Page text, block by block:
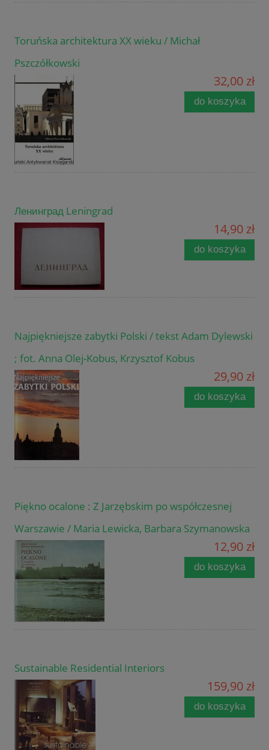
Toruńska architektura XX wieku / Michał
Pszczółkowski
32,00 zł
do koszyka
Ленинград Leningrad
14,90 zł
do koszyka
Najpiękniejsze zabytki Polski / tekst Adam Dylewski
; fot. Anna Olej-Kobus, Krzysztof Kobus
29,90 zł
do koszyka
Piękno ocalone : Z Jarzębskim po współczesnej
Warszawie / Maria Lewicka, Barbara Szymanowska
12,90 zł
do koszyka
Sustainable Residential Interiors
159,90 zł
do koszyka